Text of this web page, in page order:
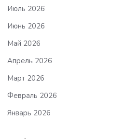
Июль 2026
Июнь 2026
Май 2026
Апрель 2026
Март 2026
Февраль 2026
Январь 2026